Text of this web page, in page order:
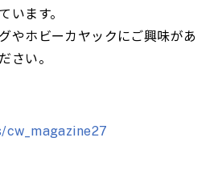
います。
やホビーカヤックにご興味があ
さい。